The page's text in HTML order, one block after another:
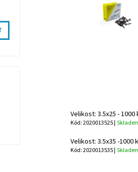
Velikost: 3.5x25 -
Kód: 2020013525 |
Velikost: 3.5x35 -
Kód: 2020013535 |